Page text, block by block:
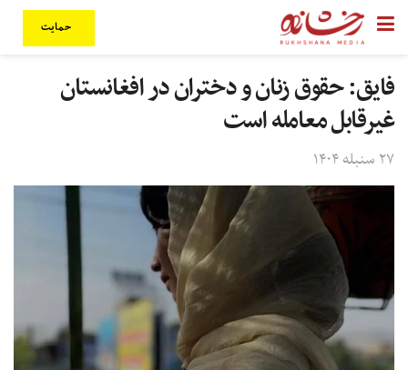
حمایت
فایق: حقوق زنان و دختران در افغانستان
غیرقابل معامله است
۲۷ سنبله ۱۴۰۴